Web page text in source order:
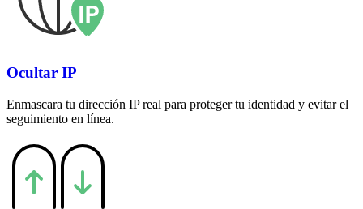
Ocultar IP
Enmascara tu dirección IP real para proteger tu identidad y evitar el
seguimiento en línea.